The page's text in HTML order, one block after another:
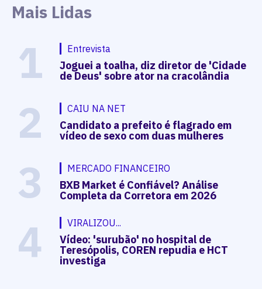
Mais Lidas
1 Entrevista
Joguei a toalha, diz diretor de 'Cidade
de Deus' sobre ator na cracolândia
2 CAIU NA NET
Candidato a prefeito é flagrado em
vídeo de sexo com duas mulheres
3 MERCADO FINANCEIRO
BXB Market é Confiável? Análise
Completa da Corretora em 2026
4 VIRALIZOU...
Vídeo: 'surubão' no hospital de
Teresópolis, COREN repudia e HCT
investiga